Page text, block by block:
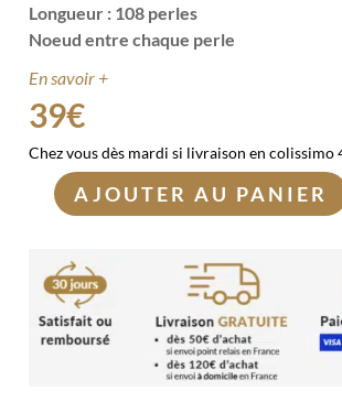
Longueur : 108 perles
Noeud entre chaque perle
En savoir +
39€
Chez vous dès mardi si livraison en colissimo
quantité
Mala
en
Cornaline
et
AJOUTER AU PANIER